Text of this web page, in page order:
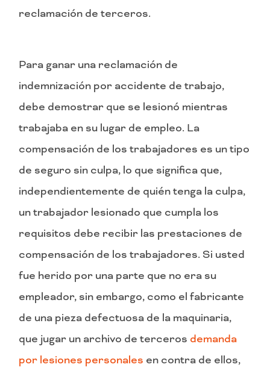
reclamación de terceros.
Para ganar una reclamación de
indemnización por accidente de trabajo,
debe demostrar que se lesionó mientras
trabajaba en su lugar de empleo. La
compensación de los trabajadores es un tipo
de seguro sin culpa, lo que significa que,
independientemente de quién tenga la culpa,
un trabajador lesionado que cumpla los
requisitos debe recibir las prestaciones de
compensación de los trabajadores. Si usted
fue herido por una parte que no era su
empleador, sin embargo, como el fabricante
de una pieza defectuosa de la maquinaria,
que jugar un archivo de terceros demanda
por lesiones personales en contra de ellos,